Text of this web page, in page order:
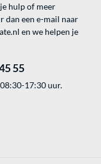
hulp of meer
dan een e-mail naar
en we helpen je
55
17:30 uur.